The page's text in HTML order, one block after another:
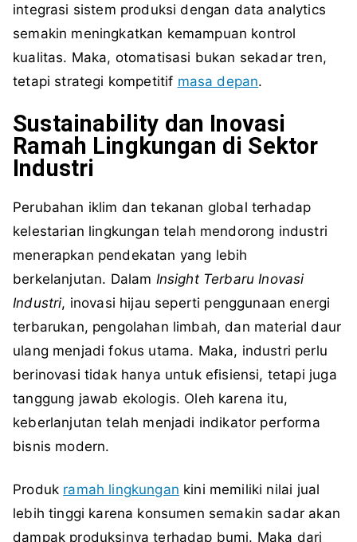
integrasi sistem produksi dengan data analytics
semakin meningkatkan kemampuan kontrol
kualitas. Maka, otomatisasi bukan sekadar tren,
tetapi strategi kompetitif masa depan.
Sustainability dan Inovasi
Ramah Lingkungan di Sektor
Industri
Perubahan iklim dan tekanan global terhadap
kelestarian lingkungan telah mendorong industri
menerapkan pendekatan yang lebih
berkelanjutan. Dalam Insight Terbaru Inovasi
Industri, inovasi hijau seperti penggunaan energi
terbarukan, pengolahan limbah, dan material daur
ulang menjadi fokus utama. Maka, industri perlu
berinovasi tidak hanya untuk efisiensi, tetapi juga
tanggung jawab ekologis. Oleh karena itu,
keberlanjutan telah menjadi indikator performa
bisnis modern.
Produk ramah lingkungan kini memiliki nilai jual
lebih tinggi karena konsumen semakin sadar akan
dampak produksinya terhadap bumi. Maka dari